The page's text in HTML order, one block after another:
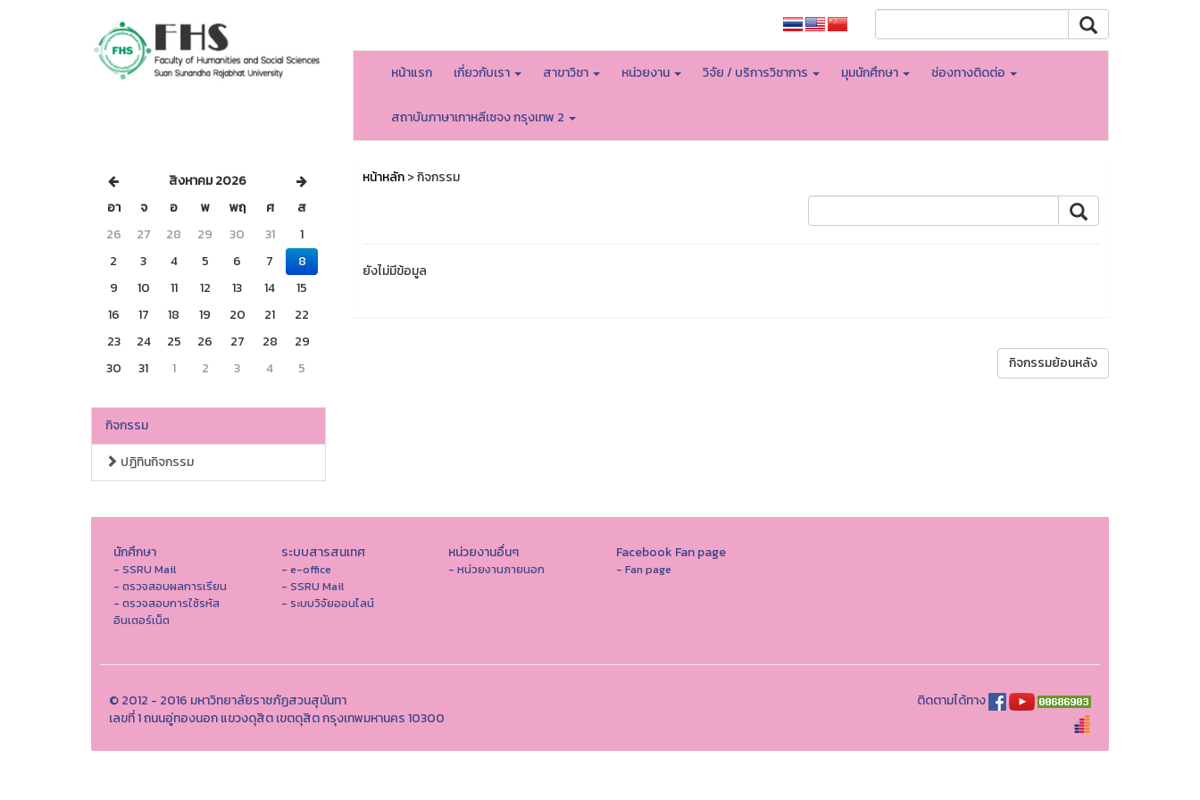
หน้าแรก เกี่ยวกับเรา สาขาวิชา หน่วยงาน วิจัย / บริการวิชาการ มุมนักศึกษา ช่องทางติดต่อ
สถาบันภาษาเกาหลีเซจง กรุงเทพ 2
สิงหาคม 2026
อา
จ อ พ พฤ ศ
ส
26
27 28 29 30 31
1
2
3 4 5 6 7
8
9
10 11 12 13 14
15
16
17 18 19 20 21
22
23
24 25 26 27 28
29
30
31 1 2 3 4 5
กิจกรรม
ปฏิทินกิจกรรม
หน้าหลัก> กิจกรรม
ยังไม่มีข้อมูล
กิจกรรมย้อนหลัง
นักศึกษา
- SSRU Mail
- ตรวจสอบผลการเรียน
- ตรวจสอบการใช้รหัส
อินเตอร์เน็ต
ระบบสารสนเทศ
- e-office
- SSRU Mail
- ระบบวิจัยออนไลน์
หน่วยงานอื่นๆ
- หน่วยงานภายนอก
Facebook Fan page
- Fan page
© 2012 - 2016 มหาวิทยาลัยราชภัฏสวนสุนันทา
เลขที่ 1 ถนนอู่ทองนอก แขวงดุสิต เขตดุสิต กรุงเทพมหานคร 10300
ติดตามได้ทาง